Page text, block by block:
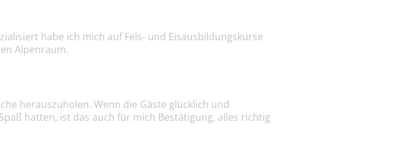
habe ich mich auf Fels- und Eisausbildungskurse
Alpenraum.
herauszuholen. Wenn die Gäste glücklich und
hatten, ist das auch für mich Bestätigung, alles richtig